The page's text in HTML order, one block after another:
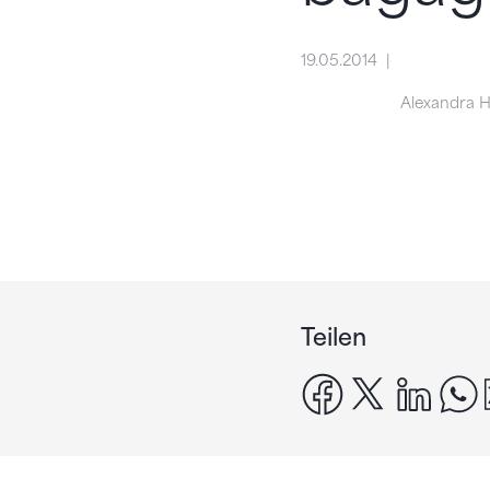
19.05.2014
Alexandra
Teilen
facebook
x